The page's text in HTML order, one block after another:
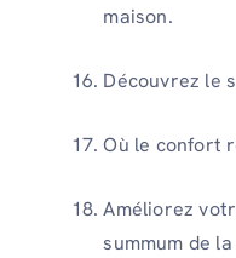
maison.
Découvrez le
Où le confort
Améliorez
summum de